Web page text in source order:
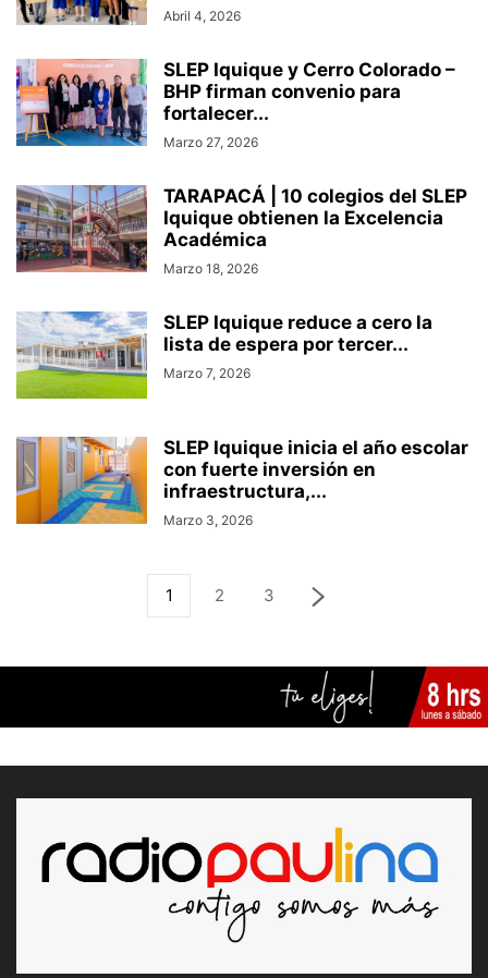
Abril 4, 2026
SLEP Iquique y Cerro Colorado –
BHP firman convenio para
fortalecer...
Marzo 27, 2026
TARAPACÁ | 10 colegios del SLEP
Iquique obtienen la Excelencia
Académica
Marzo 18, 2026
SLEP Iquique reduce a cero la
lista de espera por tercer...
Marzo 7, 2026
SLEP Iquique inicia el año escolar
con fuerte inversión en
infraestructura,...
Marzo 3, 2026
1 2 3